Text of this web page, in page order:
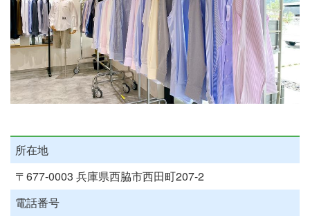
所在地
〒677-0003 兵庫県西脇市西田町207-2
電話番号